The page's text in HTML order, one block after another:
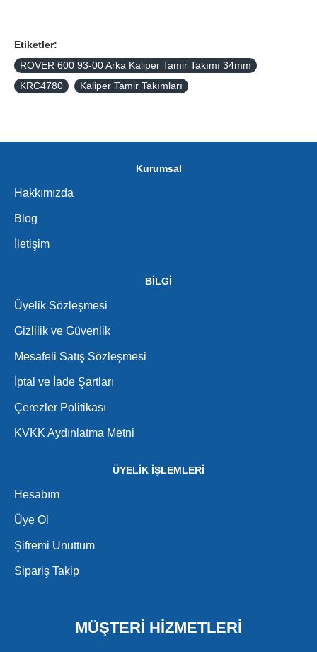
Etiketler:
ROVER 600 93-00 Arka Kaliper Tamir Takımı 34mm
KRC4780
Kaliper Tamir Takımları
Kurumsal
Hakkımızda
Blog
İletişim
BİLGİ
Üyelik Sözleşmesi
Gizlilik ve Güvenlik
Mesafeli Satış Sözleşmesi
İptal ve İade Şartları
Çerezler Politikası
KVKK Aydınlatma Metni
ÜYELİK İŞLEMLERİ
Hesabım
Üye Ol
Şifremi Unuttum
Sipariş Takip
MÜŞTERİ HİZMETLERİ